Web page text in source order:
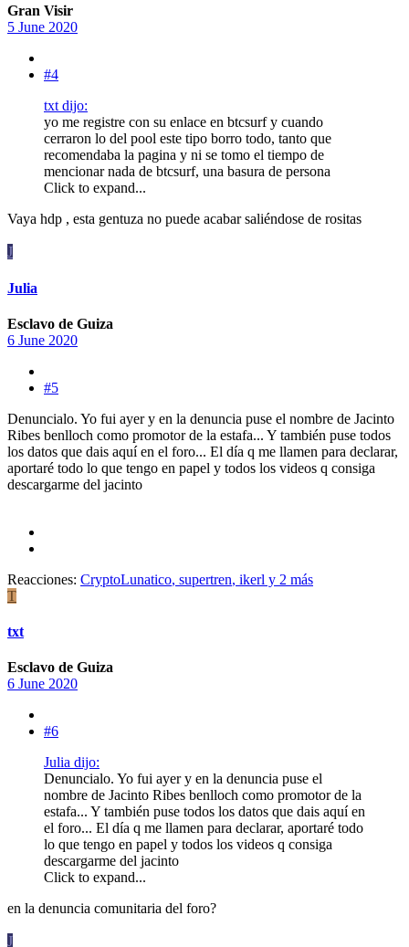
Gran Visir
5 June 2020
#4
txt dijo:
yo me registre con su enlace en btcsurf y cuando
cerraron lo del pool este tipo borro todo, tanto que
recomendaba la pagina y ni se tomo el tiempo de
mencionar nada de btcsurf, una basura de persona
Click to expand...
Vaya hdp , esta gentuza no puede acabar saliéndose de rositas
J
Julia
Esclavo de Guiza
6 June 2020
#5
Denuncialo. Yo fui ayer y en la denuncia puse el nombre de Jacinto
Ribes benlloch como promotor de la estafa... Y también puse todos
los datos que dais aquí en el foro... El día q me llamen para declarar,
aportaré todo lo que tengo en papel y todos los videos q consiga
descargarme del jacinto
Reacciones: CryptoLunatico, supertren, ikerl y 2 más
T
txt
Esclavo de Guiza
6 June 2020
#6
Julia dijo:
Denuncialo. Yo fui ayer y en la denuncia puse el
nombre de Jacinto Ribes benlloch como promotor de la
estafa... Y también puse todos los datos que dais aquí en
el foro... El día q me llamen para declarar, aportaré todo
lo que tengo en papel y todos los videos q consiga
descargarme del jacinto
Click to expand...
en la denuncia comunitaria del foro?
J